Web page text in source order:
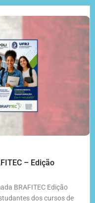
– Edição
BRAFITEC Edição
dos cursos de